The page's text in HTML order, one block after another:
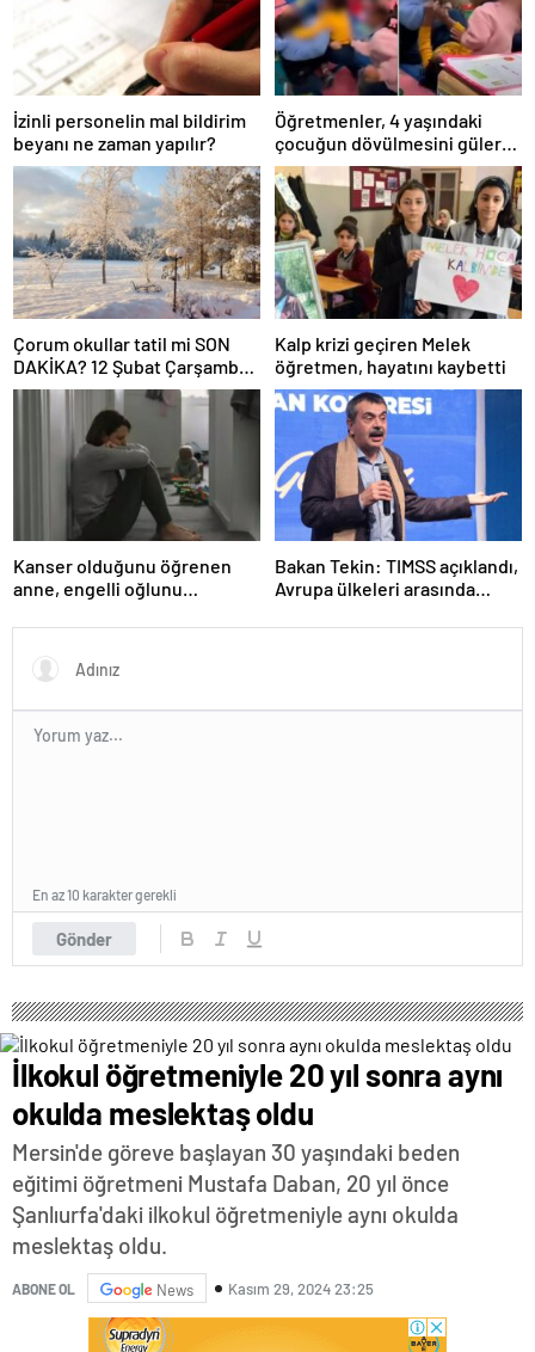
İzinli personelin mal bildirim
beyanı ne zaman yapılır?
Öğretmenler, 4 yaşındaki
çocuğun dövülmesini gülerek
izledi
Çorum okullar tatil mi SON
DAKİKA? 12 Şubat Çarşamba
Çorum’da okul yok mu (Çorum
Valiliği Açıklaması – KAR
TATİLİ)?
Kalp krizi geçiren Melek
öğretmen, hayatını kaybetti
Kanser olduğunu öğrenen
anne, engelli oğlunu
Bakan Tekin: TIMSS açıklandı,
Avrupa ülkeleri arasında
Gönder
En az 10 karakter gerekli
İlkokul öğretmeniyle 20 yıl sonra aynı
okulda meslektaş oldu
Mersin'de göreve başlayan 30 yaşındaki beden
eğitimi öğretmeni Mustafa Daban, 20 yıl önce
Şanlıurfa'daki ilkokul öğretmeniyle aynı okulda
meslektaş oldu.
ABONE OL News Kasım 29, 2024 23:25